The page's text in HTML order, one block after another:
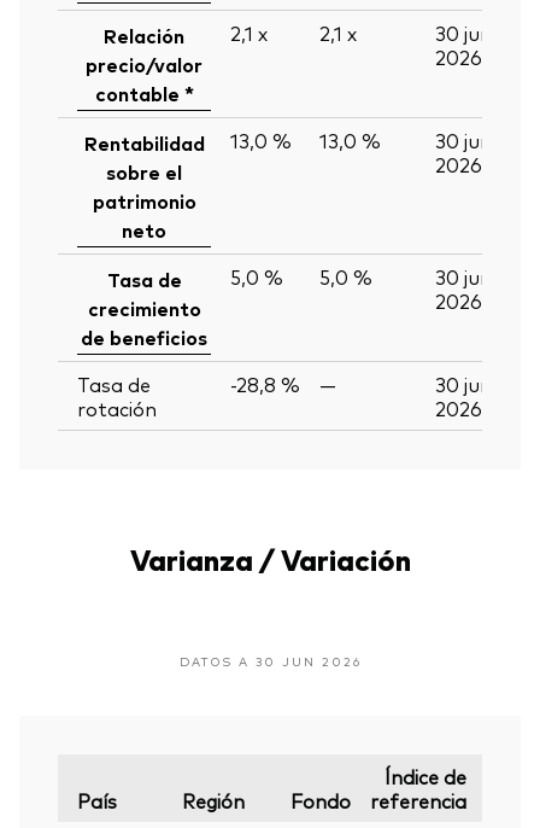
Relación
precio/valor
contable *
2,1 x 2,1 x
30 jun
2026
Rentabilidad
sobre el
patrimonio
neto
13,0 % 13,0 %
30 jun
2026
Tasa de
crecimiento
de beneficios
5,0 % 5,0 %
30 jun
2026
Tasa de
rotación
-28,8 % —
30 jun
2026
Varianza / Variación
DATOS A 30 JUN 2026
País Región Fondo
Índice de
referencia